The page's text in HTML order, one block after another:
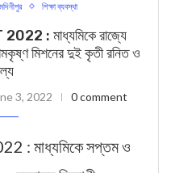
শিক্ষা ব্যবস্থা
: মাধ্যমিকে রাজ্যে
মিশনের দুই কৃতী রনিত ও
3, 2022 0 comment
: মাধ্যমিকে সপ্তম ও